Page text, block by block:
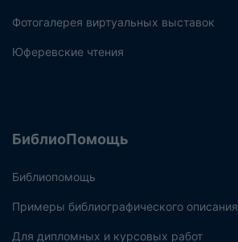
Фотогалерея виртуальных выставок
Юферевские чтения
БиблиоПомощь
Библиопомощь
Примеры библиографического описания
Для дипломных и курсовых работ